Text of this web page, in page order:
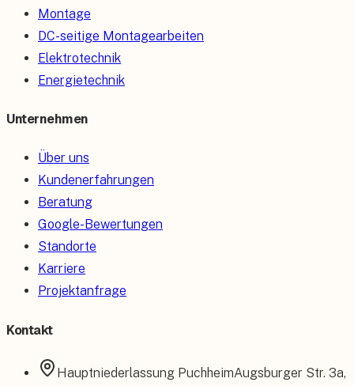
Montage
DC-seitige Montagearbeiten
Elektrotechnik
Energietechnik
Unternehmen
Über uns
Kundenerfahrungen
Beratung
Google-Bewertungen
Standorte
Karriere
Projektanfrage
Kontakt
Hauptniederlassung PuchheimAugsburger Str. 3a,